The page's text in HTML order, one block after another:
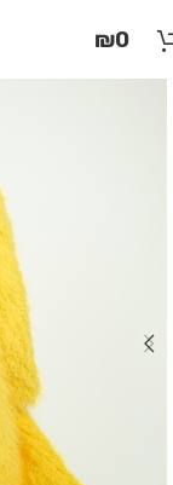
זֶה
תַּפְרִיט
הֵנְּגִישׁוּת
₪0